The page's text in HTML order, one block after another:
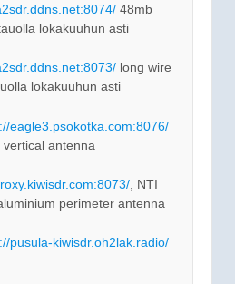
48mb
lokakuuhun asti
long wire
lokakuuhun asti
eagle3.psokotka.com:8076/
antenna
, NTI
perimeter antenna
pusula-kiwisdr.oh2lak.radio/